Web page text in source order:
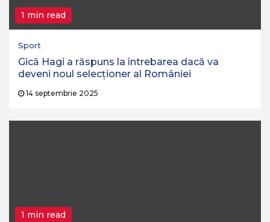
1 min read
Sport
Gică Hagi a răspuns la întrebarea dacă va
deveni noul selecționer al României
14 septembrie 2025
1 min read